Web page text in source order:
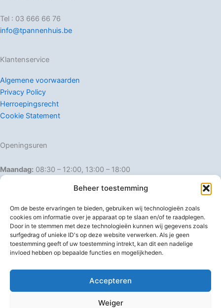
Beheer toestemming
Om de beste ervaringen te bieden, gebruiken wij technologieën zoals
cookies om informatie over je apparaat op te slaan en/of te raadplegen.
Door in te stemmen met deze technologieën kunnen wij gegevens zoals
surfgedrag of unieke ID's op deze website verwerken. Als je geen
toestemming geeft of uw toestemming intrekt, kan dit een nadelige
invloed hebben op bepaalde functies en mogelijkheden.
Accepteren
Weiger
Tel : 03 666 66 76
info@tpannenhuis.be
Klantenservice
Algemene voorwaarden
Privacy Policy
Herroepingsrecht
Cookie Statement
Openingsuren
Maandag: 08:30 – 12:00, 13:00 – 18:00
Dinsdag:
08:30 – 12:00, 13:00 – 18:00
Donderdag: 08:30 – 12:00, 13:00 – 18:00
Vrijdag: 08:30 – 12:00, 13:00 – 18:00
Zaterdag: 08:30 – 16:00
Zondag: Gesloten